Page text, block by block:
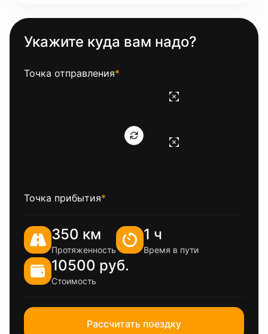
Укажите куда вам надо?
Точка отправления*
Точка прибытия*
350 км
Протяженность
1 ч
Время в пути
10500 руб.
Стоимость
Рассчитать поездку